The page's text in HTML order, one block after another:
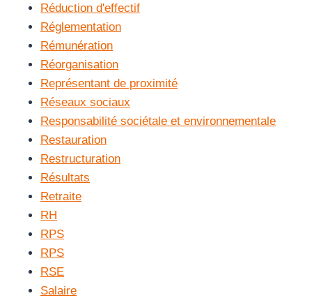
Réduction d'effectif
Réglementation
Rémunération
Réorganisation
Représentant de proximité
Réseaux sociaux
Responsabilité sociétale et environnementale
Restauration
Restructuration
Résultats
Retraite
RH
RPS
RPS
RSE
Salaire